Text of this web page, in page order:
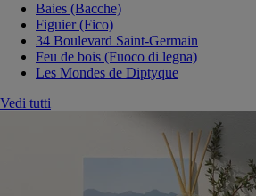
Baies (Bacche)
Figuier (Fico)
34 Boulevard Saint-Germain
Feu de bois (Fuoco di legna)
Les Mondes de Diptyque
Vedi tutti